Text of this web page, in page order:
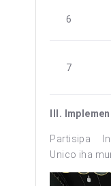
6
7
III.
Partisipa
Unico iha